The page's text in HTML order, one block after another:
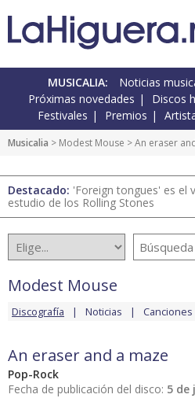
MUSICALIA: Noticias
Próximas novedades
Discos
Festivales
Premios
Musicalia > Modest Mouse > An eraser
Destacado: 'Foreign tongues' es el
estudio de los Rolling Stones
Modest Mouse
Discografía Noticias Canciones
An eraser and a maze
Pop-Rock
Fecha de publicación del disco: 5 de